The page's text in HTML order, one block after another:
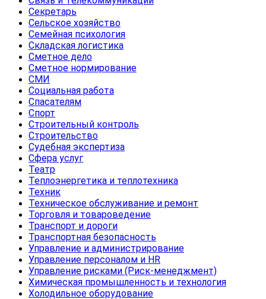
Секретарь
Сельское хозяйство
Семейная психология
Складская логистика
Сметное дело
Сметное нормирование
СМИ
Социальная работа
Спасателям
Спорт
Строительный контроль
Строительство
Судебная экспертиза
Сфера услуг
Театр
Теплоэнергетика и теплотехника
Техник
Техническое обслуживание и ремонт
Торговля и товароведение
Транспорт и дороги
Транспортная безопасность
Управление и администрирование
Управление персоналом и HR
Управление рисками (Риск-менеджмент)
Химическая промышленность и технология
Холодильное оборудование